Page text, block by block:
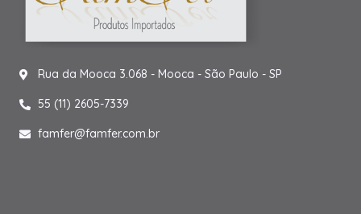
Rua da Mooca 3.068 - Mooca - São Paulo - SP
55 (11) 2605-7339
famfer@famfer.com.br